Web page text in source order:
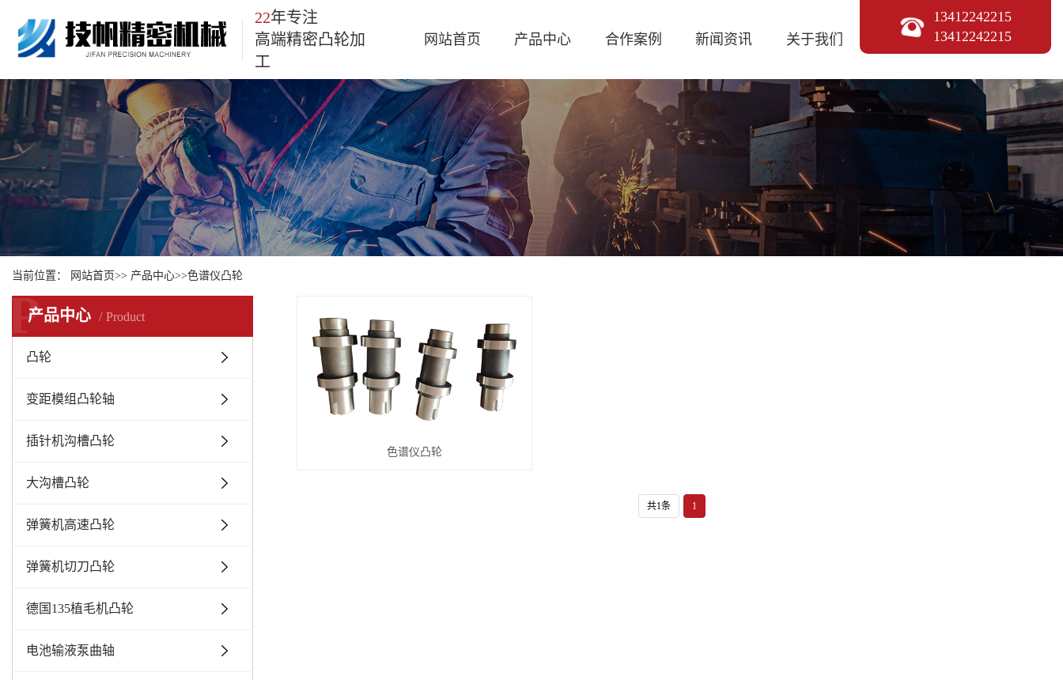
22年专注
高端精密凸轮加
工
网站首页 产品中心 合作案例 新闻资讯 关于我们
13412242215
13412242215
当前位置： 网站首页>> 产品中心>>色谱仪凸轮
产品中心 Product
P
凸轮
变距模组凸轮轴
插针机沟槽凸轮
大沟槽凸轮
弹簧机高速凸轮
弹簧机切刀凸轮
德国135植毛机凸轮
电池输液泵曲轴
色谱仪凸轮
共1条 1